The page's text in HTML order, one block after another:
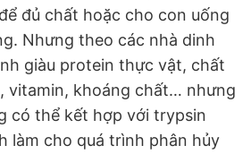
đủ chất hoặc cho con uống
Nhưng theo các nhà dinh
giàu protein thực vật, chất
vitamin, khoáng chất… nhưng
có thể kết hợp với trypsin
làm cho quá trình phân hủy